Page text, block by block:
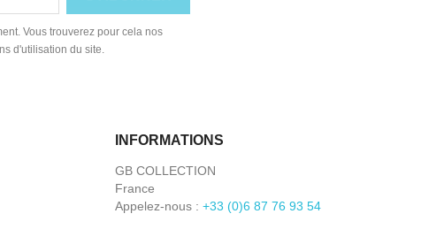
Vous trouverez pour cela nos
d'utilisation du site.
INFORMATIONS
GB COLLECTION
France
Appelez-nous : +33 (0)6 87 76 93 54